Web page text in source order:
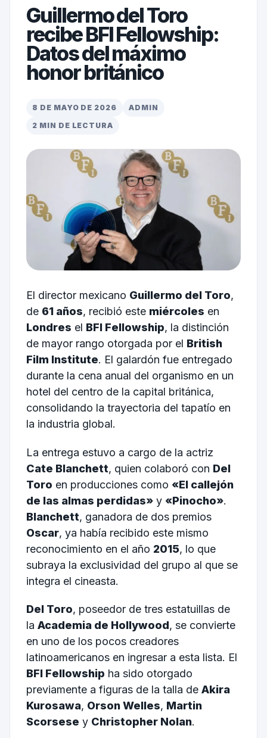
Guillermo del Toro
recibe BFI Fellowship:
Datos del máximo
honor británico
8 DE MAYO DE 2026
ADMIN
2 MIN DE LECTURA
El director mexicano Guillermo del Toro,
de 61 años, recibió este miércoles en
Londres el BFI Fellowship, la distinción
de mayor rango otorgada por el British
Film Institute. El galardón fue entregado
durante la cena anual del organismo en un
hotel del centro de la capital británica,
consolidando la trayectoria del tapatío en
la industria global.
La entrega estuvo a cargo de la actriz
Cate Blanchett, quien colaboró con Del
Toro en producciones como «El callejón
de las almas perdidas»y «Pinocho».
Blanchett, ganadora de dos premios
Oscar, ya había recibido este mismo
reconocimiento en el año 2015, lo que
subraya la exclusividad del grupo al que se
integra el cineasta.
Del Toro, poseedor de tres estatuillas de
la Academia de Hollywood, se convierte
en uno de los pocos creadores
latinoamericanos en ingresar a esta lista. El
BFI Fellowship ha sido otorgado
previamente a figuras de la talla de Akira
Kurosawa, Orson Welles, Martin
Scorsese y Christopher Nolan.